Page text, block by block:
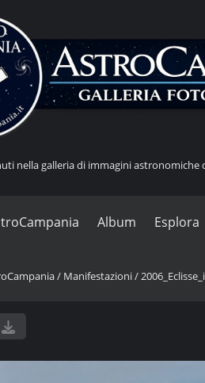
nella galleria di immagini astronomiche
Album Esplora
/ Manifestazioni/